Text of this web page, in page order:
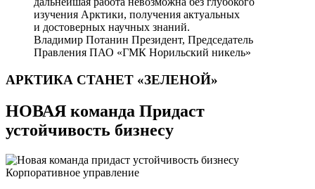
изучения Арктики, получения актуальных
и достоверных научных знаний.
Владимир Потанин Президент, Председатель
Правления ПАО «ГМК Норильский никель»
АРКТИКА СТАНЕТ «ЗЕЛЕНОЙ»
НОВАЯ команда Придаст
устойчивость бизнесу
Корпоративное управление